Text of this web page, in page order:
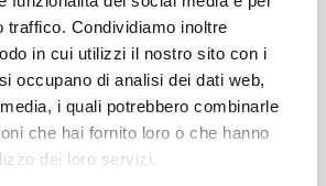
traffico. Condividiamo inoltre
in cui utilizzi il nostro sito con i
occupano di analisi dei dati web,
i quali potrebbero combinarle
che hai fornito loro o che hanno
dei loro servizi.
qui: